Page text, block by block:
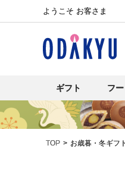
ようこそ お客さま
ギフト フ
TOP お歳暮・冬ギフ